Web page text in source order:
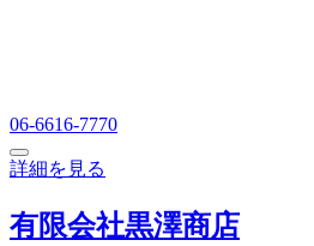
06-6616-7770
詳細を見る
有限会社黒澤商店